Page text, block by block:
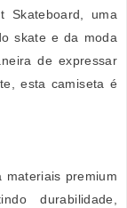
Skateboard, uma
skate e da moda
de expressar
esta camiseta é
materiais premium
durabilidade,